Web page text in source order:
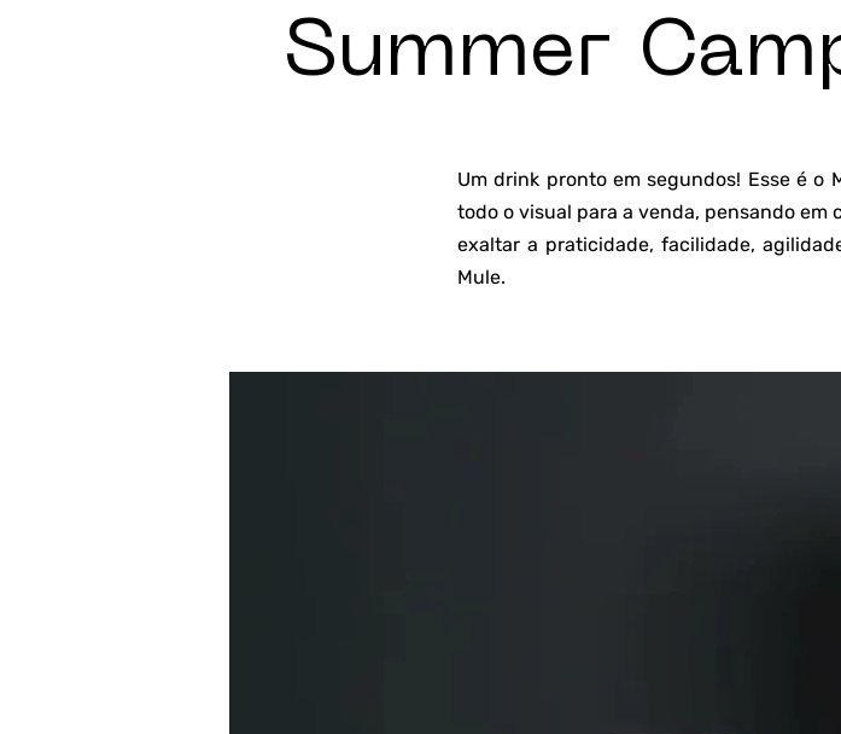
Summer
Um drink pronto em segundos! Esse é o
todo o visual para a venda, pensando
exaltar a praticidade, facilidade,
Mule.